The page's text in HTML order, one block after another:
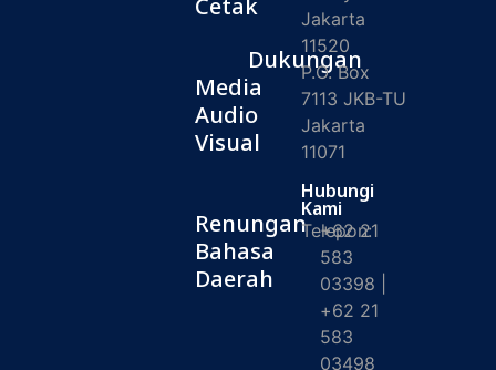
Cetak
Media
Audio
Visual
Renungan
Bahasa
Daerah
Dukungan
Jakarta
11520
P.O. Box
7113 JKB-TU
Jakarta
11071
Hubungi
Kami
Telepon:
+62 21
583
03398 |
+62 21
583
03498